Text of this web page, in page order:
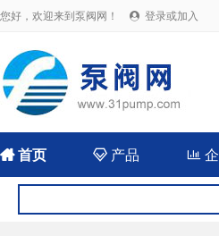
您好，欢迎来到泵阀网！  登录或加入
首页  产品 